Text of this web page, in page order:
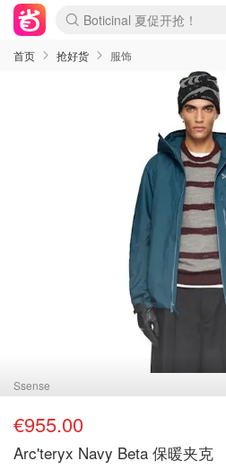
4折！lulu周四疯狂上新
还没结束！&OtherStories
Joybuy变相75折 随时失效
速领！Stanley独家85折
疑似霸哥！Camper额外叠
Zalando 奥莱闪促！每日
Moncler反季囤！5折起+
Coach Brooklyn仅€192
首页 抢好货 服饰
Ssense
€955.00
Arc'teryx Navy Beta 保暖夹克